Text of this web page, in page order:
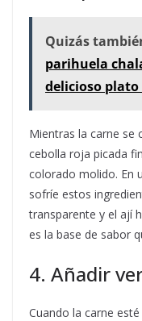
Quizás
parihuela
delicioso plato
Mientras la carne se
cebolla roja picada
colorado molido. En
sofríe estos
transparente y el ají
es la base de sabor
4. Añadir
Cuando la carne